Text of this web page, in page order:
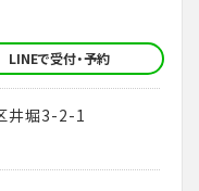
LINEで受付・予約
井堀3-2-1